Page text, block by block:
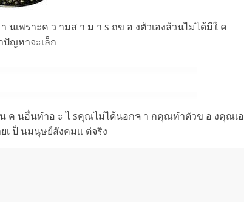
เพราะค ว ามส า ม า s ถข อ งตัวเองล้วนไม่ได้มีใ ค
ปัญหาจะเล็ก
ค นอื่นทำอ ะ ไ sคุณไม่ได้นอกຈ า กคุณทำตัวข อ งคุณเอ
ป็ นมนุษย์สังคมเเ ต่จริง